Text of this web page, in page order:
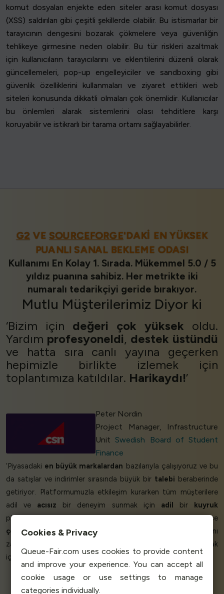
komut dosyaları enjekte eden siteler arası komut dosyası
(XSS) saldırıları gibi çeşitli şekillerde olabilir. Bu istismarlar bir
tarayıcının dengesini bozarak çökmelere veya güvenliğin
tehlikeye girmesine neden olabilir. Bu tür riskleri azaltmak
için kullanıcıların tarayıcılarını ve eklentilerini düzenli olarak
güncellemeleri, pop-up engelleyiciler ve sandboxing gibi
güvenlik özelliklerini kullanmaları ve ziyaret ettikleri web
siteleri konusunda dikkatli olmaları çok önemlidir. Kullanıcılar
bu önlemleri alarak sistemlerini olası tehditlere karşı
koruyabilir ve istikrarlı bir tarama ortamı sağlayabilirler.
G2 VESOURCEFORGE'DAKI EN YÜKSEK
PUANLI SANAL BEKLEME ODASI
Kullanımı En Kolay 1. Sırada. Mükemmel 5.0 / 5
yıldız puanına sahibiz. Her metrikte iki
numaralı tedarikçiyi geride bırakıyor.
Mutlu Müşterilerimiz Diyor ki
‘Bizim için değeri çok yüksek oldu.
Yardım profesyoneldi, destek üstündü
ve hatta sıra canlı yayına geçerken
hepimizle birlikte izlemek için
toplantımıza katıldılar. Harikaydı!’
Peter Nordin
Project Manager, Infrastructure
Unit Swedish Board of Student
Finance
‘Piyasadaki en büyük markalardan bazılarıyla çalışıyoruz ve bu
da satışlar ve indirimler sırasında büyük bir talebi beraberinde
getiriyor. Platformumuzla etkileşim kurarken tüm müşterilere
adil ve acısız bir deneyim sunmak için adil bir
kuyruk
platformuna ihtiyacımız var. Queue-Fair'yu uygulamak sadece
çok kolaydeğildi - bir günde! - ve
, aynı
zamanda ekip
ve hedeflerimize ulaşmak
için
bizimle birlikte çalışabildi
Cookies & Privacy
Queue-Fair.com uses cookies to provide content
and improve your experience. You can accept all
cookie usage or use settings to manage
categories individually.